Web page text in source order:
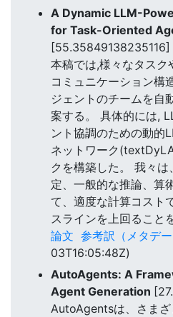
A Dynamic LLM-
for Task-Oriented
[55.35849138235116]
本稿では,様々なタスク
コミュニケーション構
ジェントのチームを自
案する。 具体的には,
ント協調のための動的
ネットワーク
クを構築した。 我々
定、一般的な推論、算
て、適度な計算コスト
スラインを上回ること
論文 参考訳（メタデー
03T16:05:48Z)
AutoAgents: A
Agent Generation
AutoAgentsは、さま